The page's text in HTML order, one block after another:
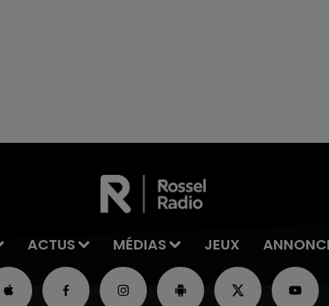
ACTUS MÉDIAS JEUX